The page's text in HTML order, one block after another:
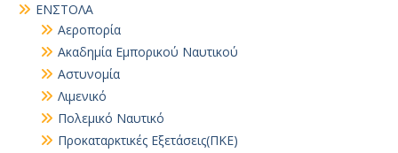
ΕΝΣΤΟΛΑ
Αεροπορία
Ακαδημία Εμπορικού Ναυτικού
Αστυνομία
Λιμενικό
Πολεμικό Ναυτικό
Προκαταρκτικές Εξετάσεις(ΠΚΕ)